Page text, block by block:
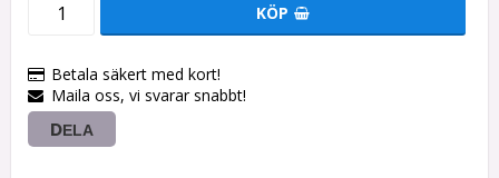
KÖP
Betala säkert med kort!
Maila oss, vi svarar snabbt!
DELA